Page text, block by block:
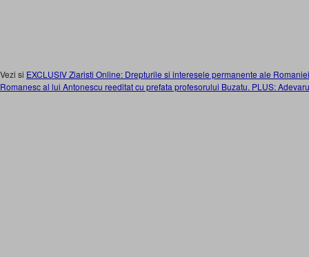
Vezi si EXCLUSIV Ziaristi Online: Drepturile si interesele permanente ale
Romanesc al lui Antonescu reeditat cu prefata profesorului Buzatu. PLUS: